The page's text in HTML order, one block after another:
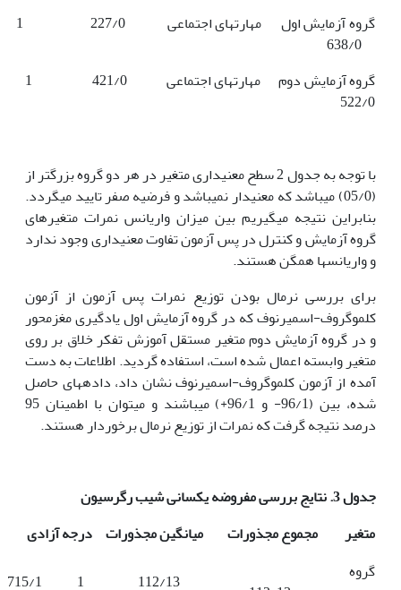
522/0
با توجه به جدول 2 سطح معنی­داری متغیر در هر دو گروه بزرگتر از
(05/0) می­باشد که معنی­دار نمی­باشد و فرضیه صفر تایید می­گردد.
بنابراین نتیجه می­­گیریم بین میزان واریانس نمرات متغیرهای
گروه آزمایش و کنترل در پس آزمون تفاوت معنی­داری وجود ندارد
و واریانس­ها همگن هستند.
برای بررسی نرمال بودن توزیع نمرات پس آزمون از آزمون
کلموگروف-اسمیرنوف که در گروه آزمایش اول یادگیری مغزمحور
و در گروه آزمایش دوم متغیر مستقل آموزش تفکر خلاق بر روی
متغیر وابسته اعمال شده است، استفاده گردید. اطلاعات به دست
آمده از آزمون کلموگروف-اسمیرنوف نشان داد، داده­های حاصل
شده، بین (96/1- و 96/1+) می­باشند و می­توان با اطمینان 95
درصد نتیجه گرفت که نمرات از توزیع نرمال برخوردار هستند.
جدول 3. نتایج بررسی مفروضه یکسانی شیب رگرسیون
متغیر مجموع مجذورات میانگین مجذورات درجه
گروه
1
715/1 202/0